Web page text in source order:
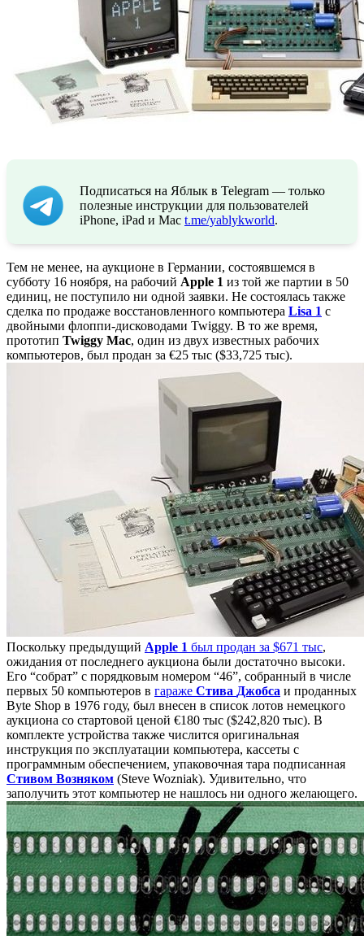
Подписаться на Яблык в Telegram — только
полезные инструкции для пользователей
iPhone, iPad и Mac t.me/yablykworld.
Тем не менее, на аукционе в Германии, состоявшемся в
субботу 16 ноября, на рабочий Apple 1 из той же партии в 50
единиц, не поступило ни одной заявки. Не состоялась также
сделка по продаже восстановленного компьютера Lisa 1 с
двойными флоппи-дисководами Twiggy. В то же время,
прототип Twiggy Mac, один из двух известных рабочих
компьютеров, был продан за €25 тыс ($33,725 тыс).
Поскольку предыдущий Apple 1 был продан за $671 тыс,
ожидания от последнего аукциона были достаточно высоки.
Его “собрат” с порядковым номером “46”, собранный в числе
первых 50 компьютеров в гараже Стива Джобса и проданных
Byte Shop в 1976 году, был внесен в список лотов немецкого
аукциона со стартовой ценой €180 тыс ($242,820 тыс). В
комплекте устройства также числится оригинальная
инструкция по эксплуатации компьютера, кассеты с
программным обеспечением, упаковочная тара подписанная
Стивом Возняком (Steve Wozniak). Удивительно, что
заполучить этот компьютер не нашлось ни одного желающего.